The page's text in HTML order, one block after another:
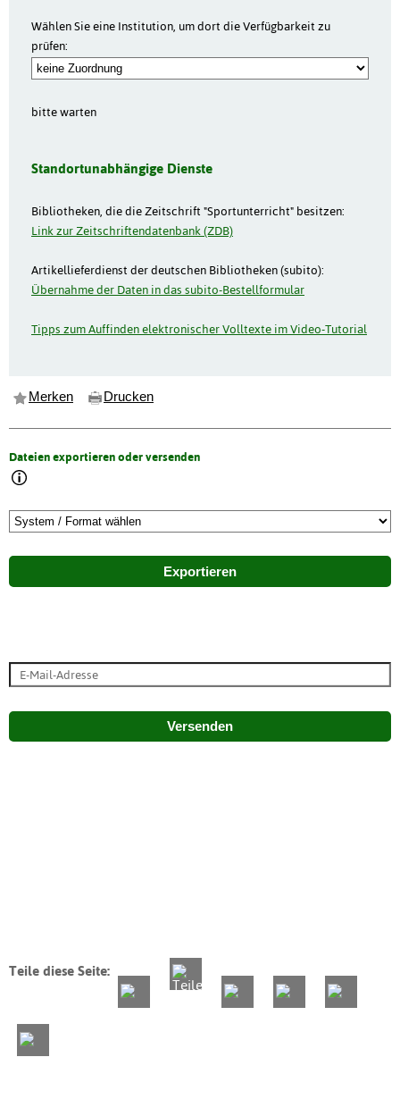
Wählen Sie eine Institution, um dort die Verfügbarkeit zu
prüfen:
bitte warten
Standortunabhängige Dienste
Bibliotheken, die die Zeitschrift "Sportunterricht" besitzen:
Link zur Zeitschriftendatenbank (ZDB)
Artikellieferdienst der deutschen Bibliotheken (subito):
Übernahme der Daten in das subito-Bestellformular
Tipps zum Auffinden elektronischer Volltexte im Video-Tutorial
Merken Drucken
Dateien exportieren oder versenden
Exportieren
Versenden
Teile diese Seite: